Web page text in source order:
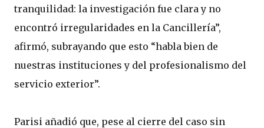
tranquilidad: la investigación fue clara y no
encontró irregularidades en la Cancillería”,
afirmó, subrayando que esto “habla bien de
nuestras instituciones y del profesionalismo del
servicio exterior”.
Parisi añadió que, pese al cierre del caso sin